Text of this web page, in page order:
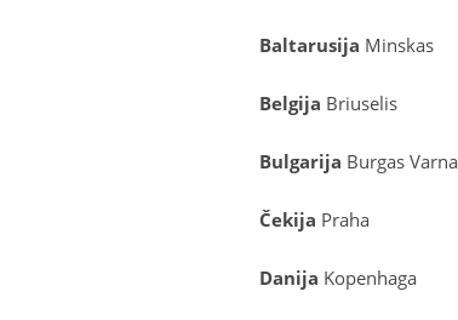
Baltarusija Minskas
Belgija Briuselis
Bulgarija Burgas Varna
Čekija Praha
Danija Kopenhaga